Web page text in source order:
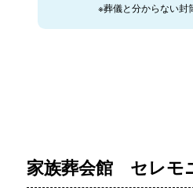
※葬儀と分からない封
家族葬会館 セレモ